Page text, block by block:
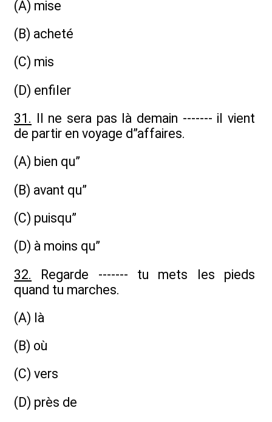
(A) mise
(B) acheté
(C) mis
(D) enfiler
31. Il ne sera pas là demain ------- il vient
de partir en voyage d”affaires.
(A) bien qu”
(B) avant qu”
(C) puisqu”
(D) à moins qu”
32. Regarde ------- tu mets les pieds
quand tu marches.
(A) là
(B) où
(C) vers
(D) près de